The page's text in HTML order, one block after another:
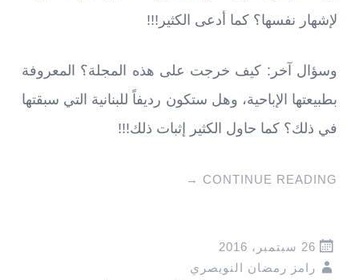
لإشهار نفسها؟ كما أدعى الكثير!!!
وسؤال آخر: كيف خرجت على هذه المجلة؟ المعروفة
بطبيعتها الإباحية، وهل ستكون رديفاً للبنانية التي سبقتها
في ذلك؟ كما حاول الكثير إثبات ذلك!!!
CONTINUE READING
→
26 سبتمبر، 2016
رامز رمضان النويصري